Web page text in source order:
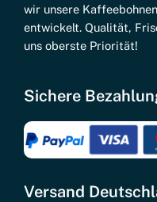
wir unsere
entwickelt. Qualität,
uns oberste Priorität!
Sichere
Versand